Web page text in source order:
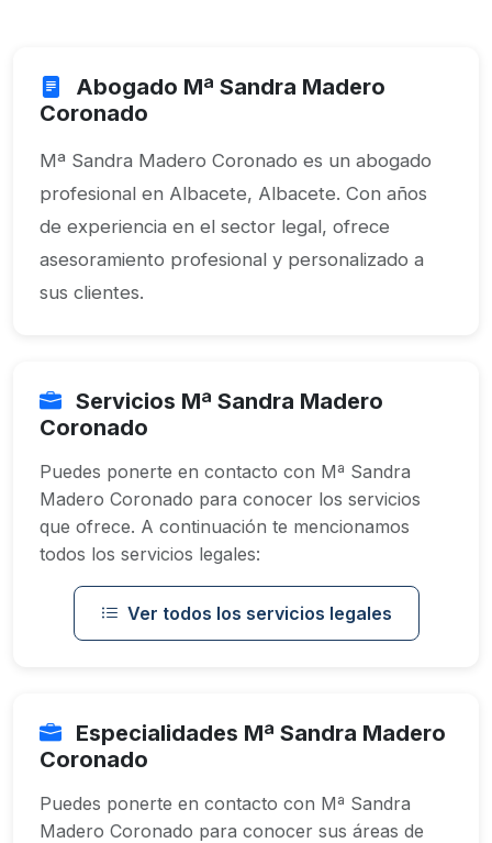
Abogado Mª Sandra Madero
Coronado
Mª Sandra Madero Coronado es un abogado
profesional en Albacete, Albacete. Con años
de experiencia en el sector legal, ofrece
asesoramiento profesional y personalizado a
sus clientes.
Servicios Mª Sandra Madero
Coronado
Puedes ponerte en contacto con Mª Sandra
Madero Coronado para conocer los servicios
que ofrece. A continuación te mencionamos
todos los servicios legales:
Ver todos los servicios legales
Especialidades Mª Sandra Madero
Coronado
Puedes ponerte en contacto con Mª Sandra
Madero Coronado para conocer sus áreas de